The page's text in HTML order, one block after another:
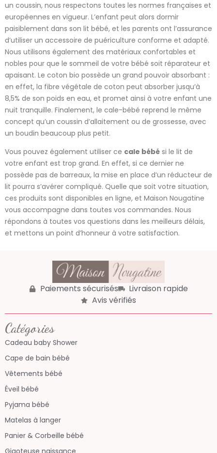
un coussin, nous respectons toutes les normes françaises et
européennes en vigueur. L’enfant peut alors dormir
paisiblement dans son lit bébé, et les parents ont l’assurance
d’utiliser un accessoire de puériculture conforme et adapté.
Nous utilisons également des matériaux confortables et
nobles pour que le sommeil de votre bébé soit réparateur et
apaisant. Le coton bio possède un grand pouvoir absorbant :
en effet, la fibre végétale de coton peut absorber jusqu’à
8,5% de son poids en eau, et promet ainsi à votre enfant une
nuit tranquille. Finalement, le cale-bébé reprend le même
concept qu’un coussin d’allaitement ou de grossesse, avec
un boudin beaucoup plus petit.
Vous pouvez également utiliser ce cale bébé si le lit de
votre enfant est trop grand. En effet, si ce dernier ne
possède pas de barreaux, la mise en place d’un réducteur de
lit pourra s’avérer compliqué. Quelle que soit votre situation,
ces produits sont disponibles en ligne, et Maison Nougatine
vous accompagne dans toutes vos commandes. Nous
répondons à toutes vos questions dans les meilleurs délais,
et mettons un point d’honneur à votre satisfaction.
Paiements sécurisés
Livraison rapide
Avis vérifiés
Catégories
Cadeau baby Shower
Cape de bain bébé
Vêtements bébé
Éveil bébé
Pyjama bébé
Matelas à langer
Panier & Corbeille bébé